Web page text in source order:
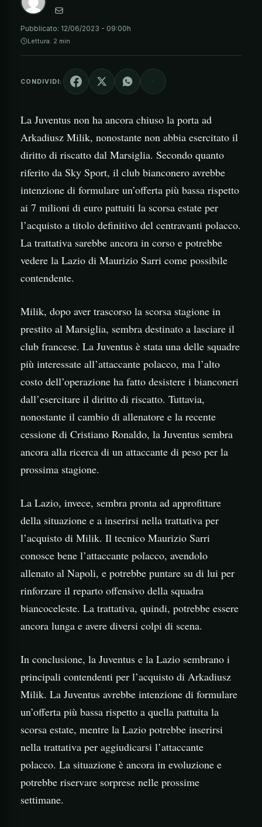
Pubblicato: 12/06/2023 - 09:00h
Lettura: 2 min
CONDIVIDI:
La Juventus non ha ancora chiuso la porta ad
Arkadiusz Milik, nonostante non abbia esercitato il
diritto di riscatto dal Marsiglia. Secondo quanto
riferito da Sky Sport, il club bianconero avrebbe
intenzione di formulare un’offerta più bassa rispetto
ai 7 milioni di euro pattuiti la scorsa estate per
l’acquisto a titolo definitivo del centravanti polacco.
La trattativa sarebbe ancora in corso e potrebbe
vedere la Lazio di Maurizio Sarri come possibile
contendente.
Milik, dopo aver trascorso la scorsa stagione in
prestito al Marsiglia, sembra destinato a lasciare il
club francese. La Juventus è stata una delle squadre
più interessate all’attaccante polacco, ma l’alto
costo dell’operazione ha fatto desistere i bianconeri
dall’esercitare il diritto di riscatto. Tuttavia,
nonostante il cambio di allenatore e la recente
cessione di Cristiano Ronaldo, la Juventus sembra
ancora alla ricerca di un attaccante di peso per la
prossima stagione.
La Lazio, invece, sembra pronta ad approfittare
della situazione e a inserirsi nella trattativa per
l’acquisto di Milik. Il tecnico Maurizio Sarri
conosce bene l’attaccante polacco, avendolo
allenato al Napoli, e potrebbe puntare su di lui per
rinforzare il reparto offensivo della squadra
biancoceleste. La trattativa, quindi, potrebbe essere
ancora lunga e avere diversi colpi di scena.
In conclusione, la Juventus e la Lazio sembrano i
principali contendenti per l’acquisto di Arkadiusz
Milik. La Juventus avrebbe intenzione di formulare
un’offerta più bassa rispetto a quella pattuita la
scorsa estate, mentre la Lazio potrebbe inserirsi
nella trattativa per aggiudicarsi l’attaccante
polacco. La situazione è ancora in evoluzione e
potrebbe riservare sorprese nelle prossime
settimane.